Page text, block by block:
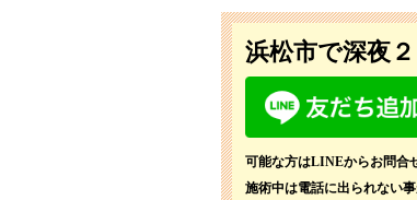
浜松市で深夜
可能な方はLINEからお問合
施術中は電話に出られない事